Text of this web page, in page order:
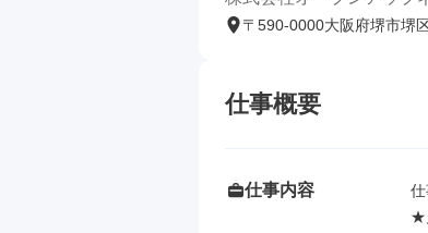
〒590-0000大阪府堺市堺
仕事概要
仕事内容
★